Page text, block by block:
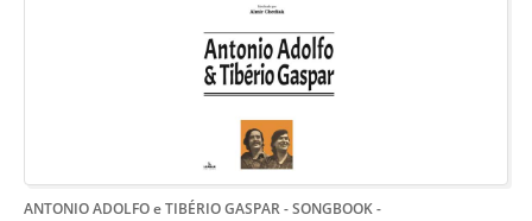
ANTONIO ADOLFO e TIBÉRIO GASPAR - SONGBOOK-